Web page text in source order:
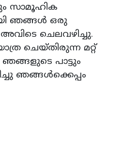
സാമൂഹിക
ഞങ്ങൾ ഒരു
ചെലവഴിച്ചു.
ചെയ്തിരുന്ന മറ്റ്
പാട്ടും
ഞങ്ങൾക്കെപ്പം